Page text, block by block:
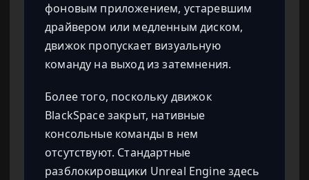
фоновым приложением, устаревшим
драйвером или медленным диском,
движок пропускает визуальную
команду на выход из затемнения.
Более того, поскольку движок
BlackSpace закрыт, нативные
консольные команды в нем
отсутствуют. Стандартные
разблокировщики Unreal Engine здесь